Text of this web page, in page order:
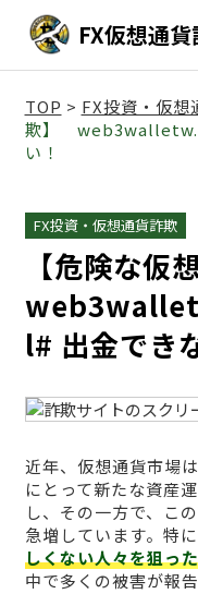
FX仮想通
TOP > FX投資・仮想
欺】
い！
FX投資・仮想通貨詐欺
【危険な仮
l# 出金でき
近年、仮想通貨市場
にとって新たな資産
し、その一方で、こ
急増しています。特に
しくない人々を狙った
中で多くの被害が報